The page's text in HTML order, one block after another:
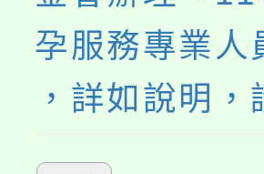
孕服務專業人
，詳如說明，